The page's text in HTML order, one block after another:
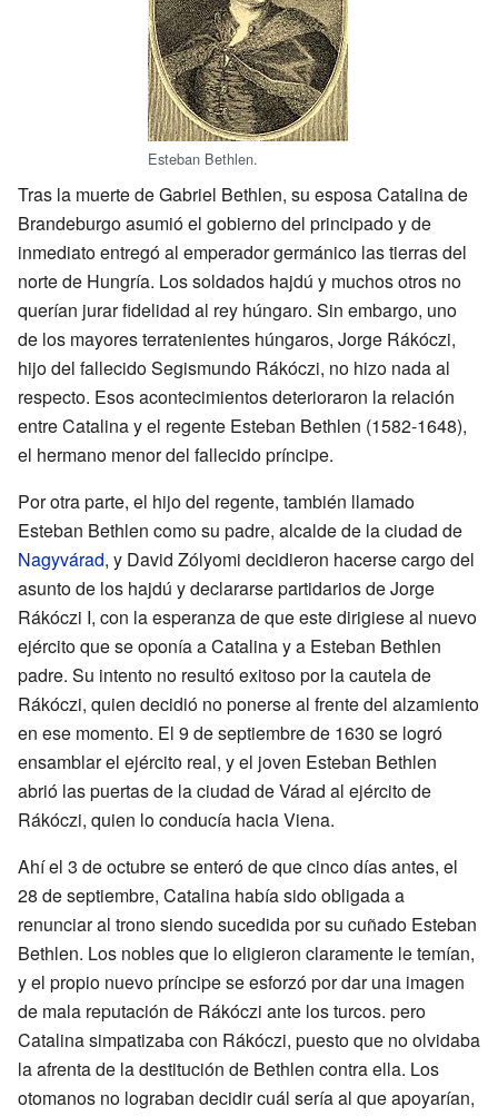
Esteban Bethlen.
Tras la muerte de Gabriel Bethlen, su esposa Catalina de
Brandeburgo asumió el gobierno del principado y de
inmediato entregó al emperador germánico las tierras del
norte de Hungría. Los soldados hajdú y muchos otros no
querían jurar fidelidad al rey húngaro. Sin embargo, uno
de los mayores terratenientes húngaros, Jorge Rákóczi,
hijo del fallecido Segismundo Rákóczi, no hizo nada al
respecto. Esos acontecimientos deterioraron la relación
entre Catalina y el regente Esteban Bethlen (1582-1648),
el hermano menor del fallecido príncipe.
Por otra parte, el hijo del regente, también llamado
Esteban Bethlen como su padre, alcalde de la ciudad de
Nagyvárad, y David Zólyomi decidieron hacerse cargo del
asunto de los hajdú y declararse partidarios de Jorge
Rákóczi I, con la esperanza de que este dirigiese al nuevo
ejército que se oponía a Catalina y a Esteban Bethlen
padre. Su intento no resultó exitoso por la cautela de
Rákóczi, quien decidió no ponerse al frente del alzamiento
en ese momento. El 9 de septiembre de 1630 se logró
ensamblar el ejército real, y el joven Esteban Bethlen
abrió las puertas de la ciudad de Várad al ejército de
Rákóczi, quien lo conducía hacia Viena.
Ahí el 3 de octubre se enteró de que cinco días antes, el
28 de septiembre, Catalina había sido obligada a
renunciar al trono siendo sucedida por su cuñado Esteban
Bethlen. Los nobles que lo eligieron claramente le temían,
y el propio nuevo príncipe se esforzó por dar una imagen
de mala reputación de Rákóczi ante los turcos. pero
Catalina simpatizaba con Rákóczi, puesto que no olvidaba
la afrenta de la destitución de Bethlen contra ella. Los
otomanos no lograban decidir cuál sería al que apoyarían,